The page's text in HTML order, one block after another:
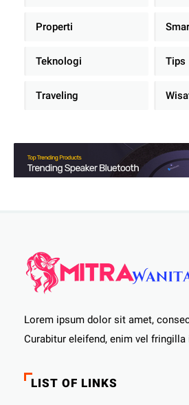
Properti
Teknologi Tips
Traveling
Lorem ipsum dolor sit amet,
Curabitur eleifend, enim vel fringilla
LIST OF LINKS